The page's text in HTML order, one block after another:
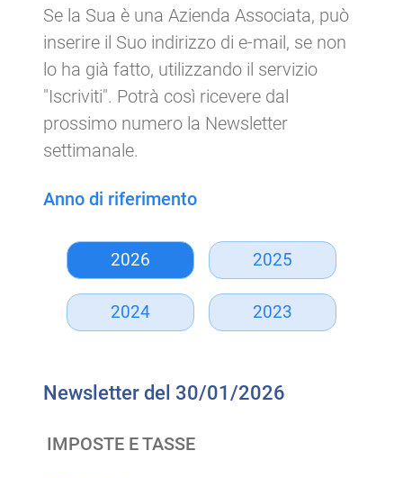
Se la Sua è una Azienda Associata, può
inserire il Suo indirizzo di e-mail, se non
lo ha già fatto, utilizzando il servizio
"Iscriviti". Potrà così ricevere dal
prossimo numero la Newsletter
settimanale.
Anno di riferimento
2026 2025
2024 2023
Newsletter del 30/01/2026
IMPOSTE E TASSE